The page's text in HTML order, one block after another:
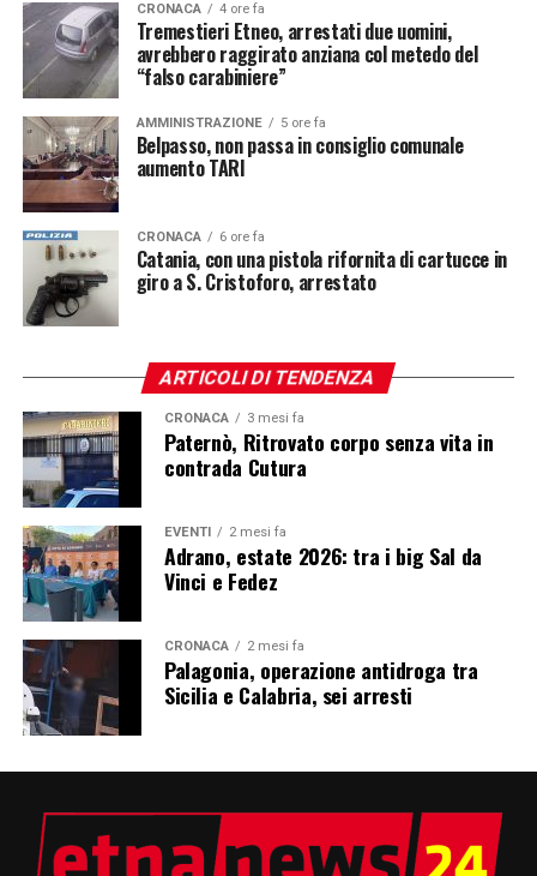
CRONACA 4 ore fa
Tremestieri Etneo, arrestati due uomini,
avrebbero raggirato anziana col metedo del
“falso carabiniere”
AMMINISTRAZIONE 5 ore fa
Belpasso, non passa in consiglio comunale
aumento TARI
CRONACA 6 ore fa
Catania, con una pistola rifornita di cartucce in
giro a S. Cristoforo, arrestato
ARTICOLI DI TENDENZA
CRONACA 3 mesi fa
Paternò, Ritrovato corpo senza vita in
contrada Cutura
EVENTI 2 mesi fa
Adrano, estate 2026: tra i big Sal da
Vinci e Fedez
CRONACA 2 mesi fa
Palagonia, operazione antidroga tra
Sicilia e Calabria, sei arresti